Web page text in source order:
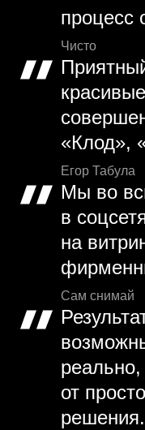
процесс
Чисто
«Клод»,
Егор Табула
Мы во
в
на
Сам снимай
от
решения.